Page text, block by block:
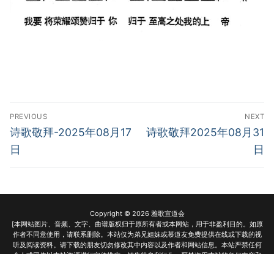
Post
navigation
PREVIOUS
Previous
post:
诗歌敬拜-2025年08月17
日
NEXT
Next
诗歌敬拜2025年08月31
日
Copyright © 2026 雅歌宣道会
[本网站图片、音频、文字、曲谱版权归于原所有者或本网站，用于非盈利目的。如原
作者不同意使用，请联系删除。本站仅为弟兄姐妹或慕道友免费提供在线或下载的视
听及阅读资料。请下载的朋友切勿修改其中内容以及作者和网站信息。本站严禁任何